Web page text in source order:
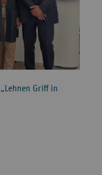
Griff in